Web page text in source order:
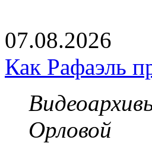
07.08.2026
Как Рафаэль
Орловой